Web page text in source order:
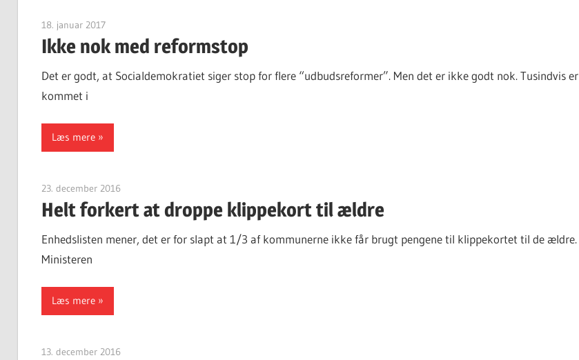
18. januar 2017Finn Sørensen
Ikke nok med reformstop
Det er godt, at Socialdemokratiet siger stop for flere “udbudsreformer”. Men det er ikke godt nok. Tusindvis er
kommet i
Læs mere
23. december 2016Finn Sørensen
Helt forkert at droppe klippekort til ældre
Enhedslisten mener, det er for slapt at 1/3 af kommunerne ikke får brugt pengene til klippekortet til de ældre.
Ministeren
Læs mere
13. december 2016Finn Sørensen